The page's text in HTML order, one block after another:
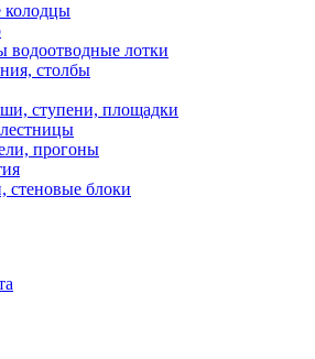
колодцы
лотки
столбы
ступени, площадки
прогоны
стеновые блоки